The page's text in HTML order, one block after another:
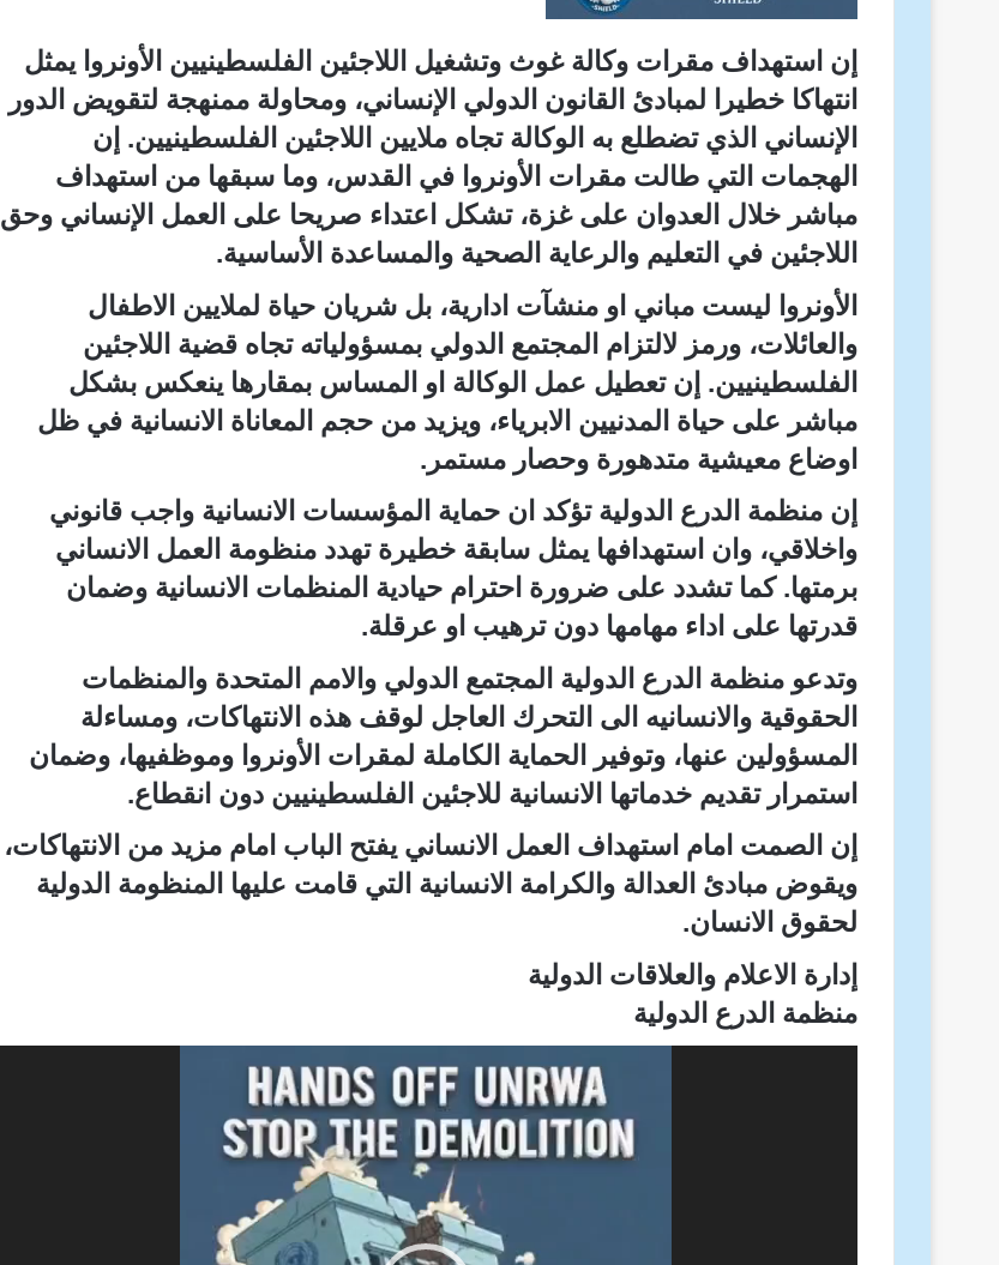
إن استهداف مقرات وكالة غوث وتشغيل اللاجئين الفلسطينيين الأونروا يمثل
انتهاكا خطيرا لمبادئ القانون الدولي الإنساني، ومحاولة ممنهجة لتقويض الدور
الإنساني الذي تضطلع به الوكالة تجاه ملايين اللاجئين الفلسطينيين. إن
الهجمات التي طالت مقرات الأونروا في القدس، وما سبقها من استهداف
مباشر خلال العدوان على غزة، تشكل اعتداء صريحا على العمل الإنساني وحق
اللاجئين في التعليم والرعاية الصحية والمساعدة الأساسية.
الأونروا ليست مباني او منشآت ادارية، بل شريان حياة لملايين الاطفال
والعائلات، ورمز لالتزام المجتمع الدولي بمسؤولياته تجاه قضية اللاجئين
الفلسطينيين. إن تعطيل عمل الوكالة او المساس بمقارها ينعكس بشكل
مباشر على حياة المدنيين الابرياء، ويزيد من حجم المعاناة الانسانية في ظل
اوضاع معيشية متدهورة وحصار مستمر.
إن منظمة الدرع الدولية تؤكد ان حماية المؤسسات الانسانية واجب قانوني
واخلاقي، وان استهدافها يمثل سابقة خطيرة تهدد منظومة العمل الانساني
برمتها. كما تشدد على ضرورة احترام حيادية المنظمات الانسانية وضمان
قدرتها على اداء مهامها دون ترهيب او عرقلة.
وتدعو منظمة الدرع الدولية المجتمع الدولي والامم المتحدة والمنظمات
الحقوقية والانسانيه الى التحرك العاجل لوقف هذه الانتهاكات، ومساءلة
المسؤولين عنها، وتوفير الحماية الكاملة لمقرات الأونروا وموظفيها، وضمان
استمرار تقديم خدماتها الانسانية للاجئين الفلسطينيين دون انقطاع.
إن الصمت امام استهداف العمل الانساني يفتح الباب امام مزيد من الانتهاكات،
ويقوض مبادئ العدالة والكرامة الانسانية التي قامت عليها المنظومة الدولية
لحقوق الانسان.
إدارة الاعلام والعلاقات الدولية
منظمة الدرع الدولية